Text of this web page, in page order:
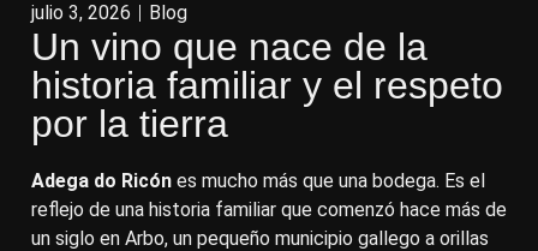
julio 3, 2026 Blog
Un vino que nace de la
historia familiar y el respeto
por la tierra
Adega do Ricón es mucho más que una bodega. Es el
reflejo de una historia familiar que comenzó hace más de
un siglo en Arbo, un pequeño municipio gallego a orillas